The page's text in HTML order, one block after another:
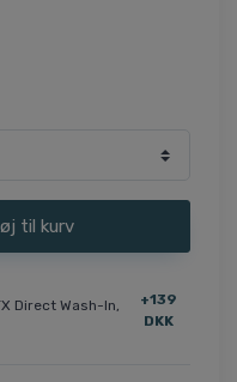
til kurv
Direct Wash-In,
+139
DKK